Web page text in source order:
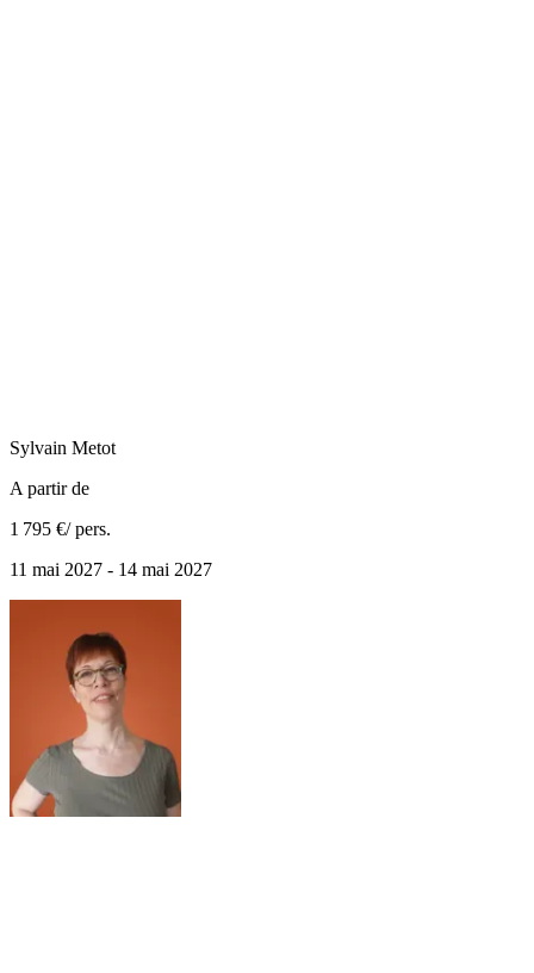
Sylvain Metot
A partir de
1 795 €/ pers.
11 mai 2027 - 14 mai 2027